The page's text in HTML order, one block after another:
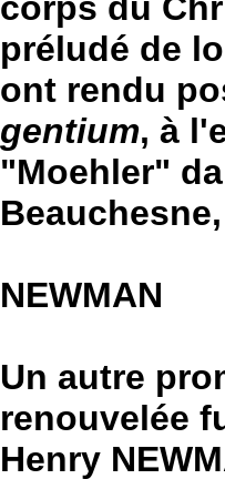
préludé de
ont rendu
gentium, à
"Moehler"
NEWMAN
Un autre
renouvelée
Henry